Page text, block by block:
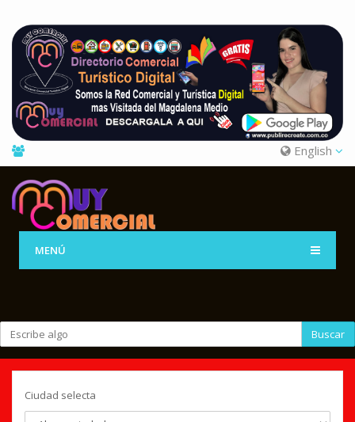
English
MENÚ
Buscar
Ciudad selecta